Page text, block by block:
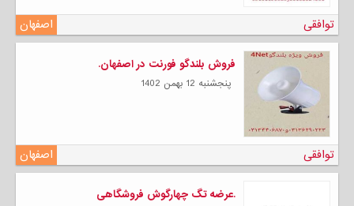
اصفهان توافقی
فروش بلندگو فورنت در اصفهان.
پنجشنبه 12 بهمن 1402
اصفهان توافقی
.عرضه تگ چهارگوش فروشگاهی